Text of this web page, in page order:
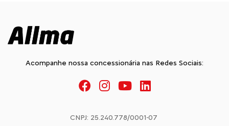
Acompanhe nossa concessionária nas Redes Sociais:
CNPJ: 25.240.778/0001-07